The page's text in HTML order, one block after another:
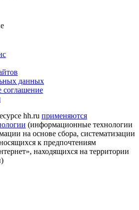
данных
соглашение
hh.ru применяются
(информационные технологии
на основе сбора, систематизации
к предпочтениям
находящихся на территории